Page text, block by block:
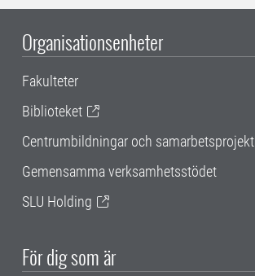
Organisationsenheter
Fakulteter
Biblioteket
Centrumbildningar och samarbetsprojekt
Gemensamma verksamhetsstödet
SLU Holding
För dig som är